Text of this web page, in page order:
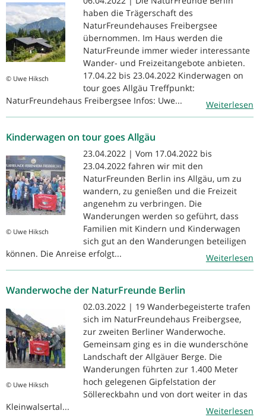
© Uwe Hiksch
haben die Trägerschaft des
NaturFreundehauses Freibergsee
übernommen. Im Haus werden die
NaturFreunde immer wieder interessante
Wander- und Freizeitangebote anbieten.
17.04.22 bis 23.04.2022 Kinderwagen on
tour goes Allgäu Treffpunkt:
NaturFreundehaus Freibergsee Infos: Uwe...
Weiterlesen
Kinderwagen on tour goes Allgäu
© Uwe Hiksch
23.04.2022 | Vom 17.04.2022 bis
23.04.2022 fahren wir mit den
NaturFreunden Berlin ins Allgäu, um zu
wandern, zu genießen und die Freizeit
angenehm zu verbringen. Die
Wanderungen werden so geführt, dass
Familien mit Kindern und Kinderwagen
sich gut an den Wanderungen beteiligen
können. Die Anreise erfolgt...
Weiterlesen
Wanderwoche der NaturFreunde Berlin
© Uwe Hiksch
02.03.2022 | 19 Wanderbegeisterte trafen
sich im NaturFreundehaus Freibergsee,
zur zweiten Berliner Wanderwoche.
Gemeinsam ging es in die wunderschöne
Landschaft der Allgäuer Berge. Die
Wanderungen führten zur 1.400 Meter
hoch gelegenen Gipfelstation der
Söllereckbahn und von dort weiter in das
Kleinwalsertal...
Weiterlesen